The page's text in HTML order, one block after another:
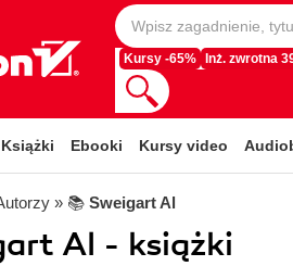
Kursy -65% Inż. zwrotna
Książki Ebooki Kursy video
» 📚 Sweigart Al
Al - książki